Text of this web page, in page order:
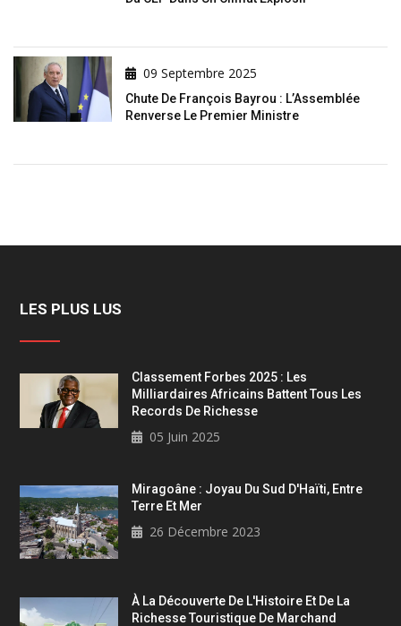
09 Septembre 2025
Chute De François Bayrou : L’Assemblée
Renverse Le Premier Ministre
LES PLUS LUS
Classement Forbes 2025 : Les
Milliardaires Africains Battent Tous Les
Records De Richesse
05 Juin 2025
Miragoâne : Joyau Du Sud D'Haïti, Entre
Terre Et Mer
26 Décembre 2023
À La Découverte De L'Histoire Et De La
Richesse Touristique De Marchand